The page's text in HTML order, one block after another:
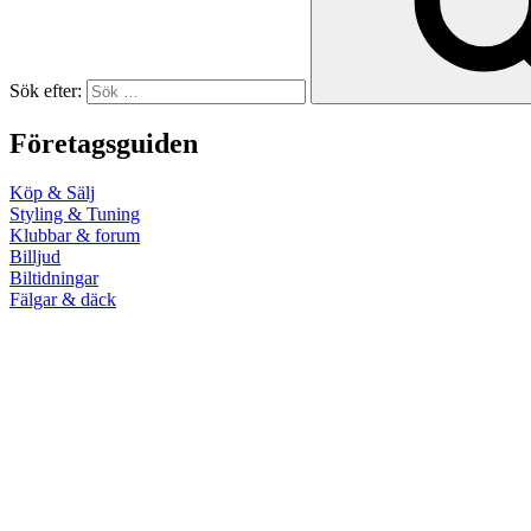
Sök efter:
Företagsguiden
Köp & Sälj
Styling & Tuning
Klubbar & forum
Billjud
Biltidningar
Fälgar & däck